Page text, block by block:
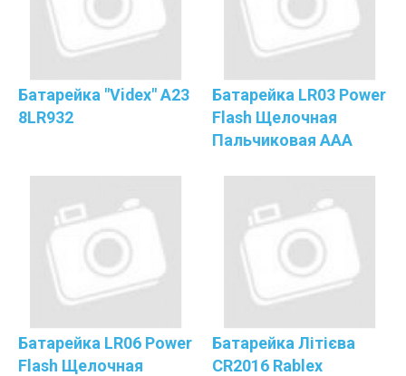
Батарейка "Videx" A23
8LR932
Батарейка LR03 Power
Flash Щелочная
Пальчиковая ААА
Батарейка LR06 Power
Flash Щелочная
Батарейка Літієва
CR2016 Rablex